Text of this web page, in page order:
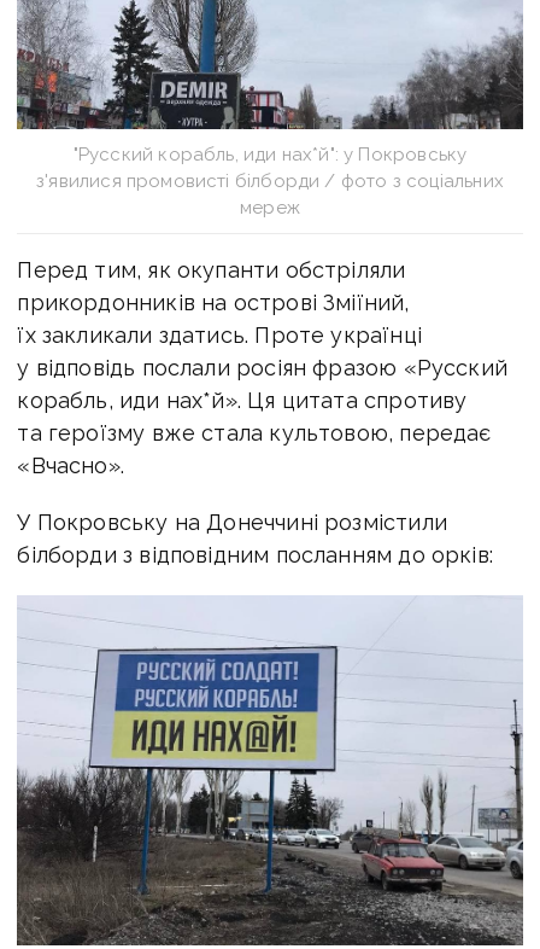
"Русский корабль, иди нах*й": у Покровську
з'явилися промовисті білборди / фото з соціальних
мереж
Перед тим, як окупанти обстріляли
прикордонників на острові Зміїний,
їх закликали здатись. Проте українці
у відповідь послали росіян фразою «Русский
корабль, иди нах*й». Ця цитата cпротиву
та героїзму вже стала культовою, передає
«Вчасно».
У Покровську на Донеччині розмістили
білборди з відповідним посланням до орків: